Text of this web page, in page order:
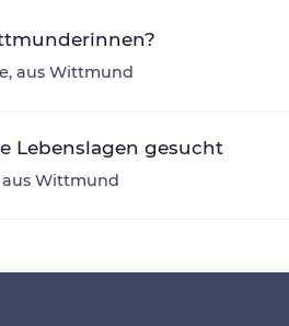
aus Wittmund
Lebenslagen gesucht
aus Wittmund